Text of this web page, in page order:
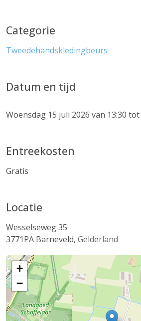
Categorie
Tweedehandskledingbeurs
Datum en tijd
Woensdag 15 juli 2026 van 13:30 tot
Entreekosten
Gratis
Locatie
Wesselseweg 35
3771PA Barneveld, Gelderland
+
−